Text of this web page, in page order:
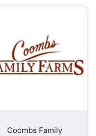
Coombs Family